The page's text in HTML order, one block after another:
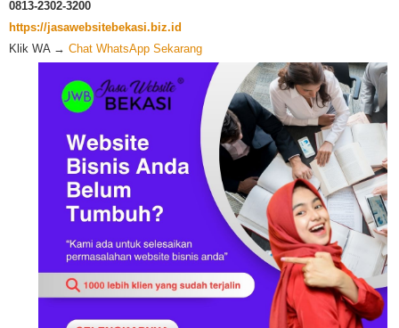
0813-2302-3200
https://jasawebsitebekasi.biz.id
Klik WA → Chat WhatsApp Sekarang